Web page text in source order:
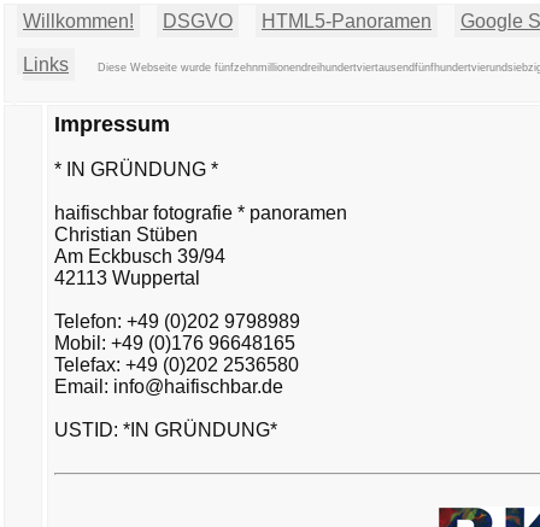
Willkommen! DSGVO HTML5-Panoramen Google
Links Diese Webseite wurde
Impressum
* IN GRÜNDUNG *
haifischbar fotografie * panoramen
Christian Stüben
Am Eckbusch 39/94
42113 Wuppertal
Telefon: +49 (0)202 9798989
Mobil: +49 (0)176 96648165
Telefax: +49 (0)202 2536580
Email: info@haifischbar.de
USTID: *IN GRÜNDUNG*